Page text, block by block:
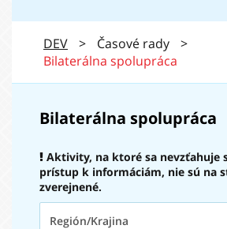
DEV > Časové rady
>
Bilaterálna spolupráca
Bilaterálna spolupráca
Aktivity, na ktoré sa nevzťahuje
prístup k informáciám, nie sú na
zverejnené.
Región/Krajina:
Región/Krajina